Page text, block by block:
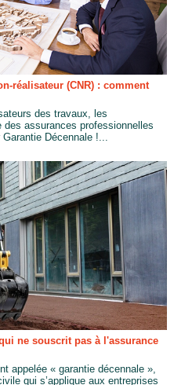
réalisateur (CNR) : comment
des travaux, les
assurances professionnelles
Décennale !...
ne souscrit pas à l'assurance
appelée « garantie décennale »,
qui s’applique aux entreprises